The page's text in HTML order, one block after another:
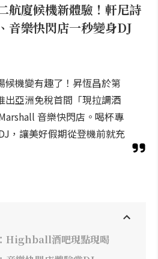
航廈候機新體驗！軒尼詩
音樂快閃店一秒變身DJ
候機變有趣了！昇恆昌於第
出亞洲免稅首間「現拉調酒
音樂快閃店。喝杯專
，讓美好假期從登機前就充
Highball酒吧現點現喝